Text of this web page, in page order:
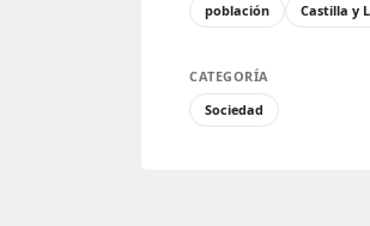
población
Castilla y
CATEGORÍA
Sociedad